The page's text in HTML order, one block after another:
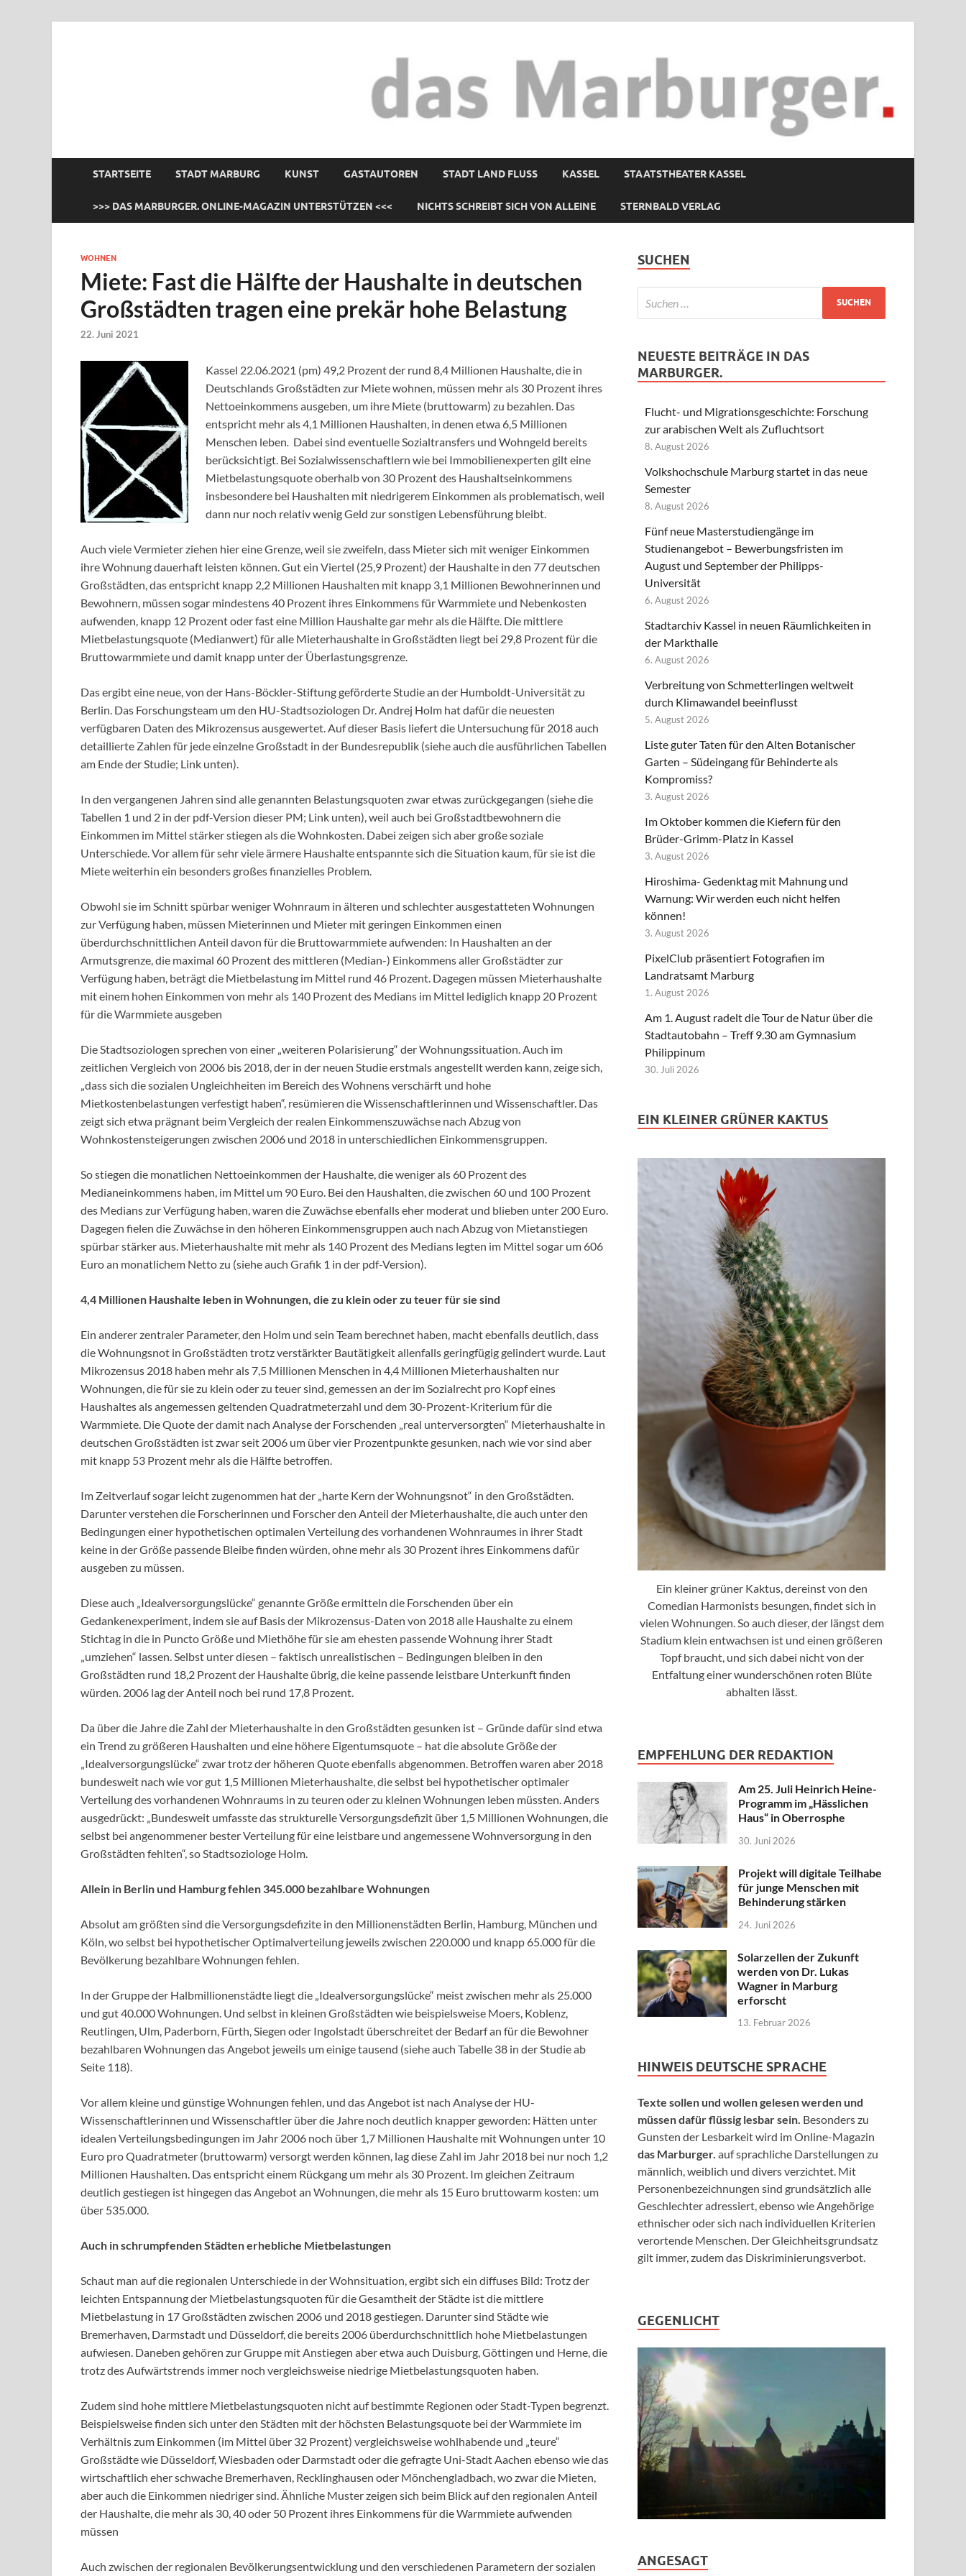
STARTSEITE STADT MARBURG KUNST GASTAUTOREN STADT LAND FLUSS KASSEL STAATSTHEATER KASSEL
>>> DAS MARBURGER. ONLINE-MAGAZIN UNTERSTÜTZEN <<< NICHTS SCHREIBT SICH VON ALLEINE STERNBALD VERLAG
WOHNEN
Miete: Fast die Hälfte der Haushalte in deutschen
Großstädten tragen eine prekär hohe Belastung
22. Juni 2021
Kassel 22.06.2021 (pm) 49,2 Prozent der rund 8,4 Millionen Haushalte, die in
Deutschlands Großstädten zur Miete wohnen, müssen mehr als 30 Prozent ihres
Nettoeinkommens ausgeben, um ihre Miete (bruttowarm) zu bezahlen. Das
entspricht mehr als 4,1 Millionen Haushalten, in denen etwa 6,5 Millionen
Menschen leben. Dabei sind eventuelle Sozialtransfers und Wohngeld bereits
berücksichtigt. Bei Sozialwissenschaftlern wie bei Immobilienexperten gilt eine
Mietbelastungsquote oberhalb von 30 Prozent des Haushaltseinkommens
insbesondere bei Haushalten mit niedrigerem Einkommen als problematisch, weil
dann nur noch relativ wenig Geld zur sonstigen Lebensführung bleibt.
Auch viele Vermieter ziehen hier eine Grenze, weil sie zweifeln, dass Mieter sich mit weniger Einkommen
ihre Wohnung dauerhaft leisten können. Gut ein Viertel (25,9 Prozent) der Haushalte in den 77 deutschen
Großstädten, das entspricht knapp 2,2 Millionen Haushalten mit knapp 3,1 Millionen Bewohnerinnen und
Bewohnern, müssen sogar mindestens 40 Prozent ihres Einkommens für Warmmiete und Nebenkosten
aufwenden, knapp 12 Prozent oder fast eine Million Haushalte gar mehr als die Hälfte. Die mittlere
Mietbelastungsquote (Medianwert) für alle Mieterhaushalte in Großstädten liegt bei 29,8 Prozent für die
Bruttowarmmiete und damit knapp unter der Überlastungsgrenze.
Das ergibt eine neue, von der Hans-Böckler-Stiftung geförderte Studie an der Humboldt-Universität zu
Berlin. Das Forschungsteam um den HU-Stadtsoziologen Dr. Andrej Holm hat dafür die neuesten
verfügbaren Daten des Mikrozensus ausgewertet. Auf dieser Basis liefert die Untersuchung für 2018 auch
detaillierte Zahlen für jede einzelne Großstadt in der Bundesrepublik (siehe auch die ausführlichen Tabellen
am Ende der Studie; Link unten).
In den vergangenen Jahren sind alle genannten Belastungsquoten zwar etwas zurückgegangen (siehe die
Tabellen 1 und 2 in der pdf-Version dieser PM; Link unten), weil auch bei Großstadtbewohnern die
Einkommen im Mittel stärker stiegen als die Wohnkosten. Dabei zeigen sich aber große soziale
Unterschiede. Vor allem für sehr viele ärmere Haushalte entspannte sich die Situation kaum, für sie ist die
Miete weiterhin ein besonders großes finanzielles Problem.
Obwohl sie im Schnitt spürbar weniger Wohnraum in älteren und schlechter ausgestatteten Wohnungen
zur Verfügung haben, müssen Mieterinnen und Mieter mit geringen Einkommen einen
überdurchschnittlichen Anteil davon für die Bruttowarmmiete aufwenden: In Haushalten an der
Armutsgrenze, die maximal 60 Prozent des mittleren (Median-) Einkommens aller Großstädter zur
Verfügung haben, beträgt die Mietbelastung im Mittel rund 46 Prozent. Dagegen müssen Mieterhaushalte
mit einem hohen Einkommen von mehr als 140 Prozent des Medians im Mittel lediglich knapp 20 Prozent
für die Warmmiete ausgeben
Die Stadtsoziologen sprechen von einer „weiteren Polarisierung“ der Wohnungssituation. Auch im
zeitlichen Vergleich von 2006 bis 2018, der in der neuen Studie erstmals angestellt werden kann, zeige sich,
„dass sich die sozialen Ungleichheiten im Bereich des Wohnens verschärft und hohe
Mietkostenbelastungen verfestigt haben“, resümieren die Wissenschaftlerinnen und Wissenschaftler. Das
zeigt sich etwa prägnant beim Vergleich der realen Einkommenszuwächse nach Abzug von
Wohnkostensteigerungen zwischen 2006 und 2018 in unterschiedlichen Einkommensgruppen.
So stiegen die monatlichen Nettoeinkommen der Haushalte, die weniger als 60 Prozent des
Medianeinkommens haben, im Mittel um 90 Euro. Bei den Haushalten, die zwischen 60 und 100 Prozent
des Medians zur Verfügung haben, waren die Zuwächse ebenfalls eher moderat und blieben unter 200 Euro.
Dagegen fielen die Zuwächse in den höheren Einkommensgruppen auch nach Abzug von Mietanstiegen
spürbar stärker aus. Mieterhaushalte mit mehr als 140 Prozent des Medians legten im Mittel sogar um 606
Euro an monatlichem Netto zu (siehe auch Grafik 1 in der pdf-Version).
4,4 Millionen Haushalte leben in Wohnungen, die zu klein oder zu teuer für sie sind
Ein anderer zentraler Parameter, den Holm und sein Team berechnet haben, macht ebenfalls deutlich, dass
die Wohnungsnot in Großstädten trotz verstärkter Bautätigkeit allenfalls geringfügig gelindert wurde. Laut
Mikrozensus 2018 haben mehr als 7,5 Millionen Menschen in 4,4 Millionen Mieterhaushalten nur
Wohnungen, die für sie zu klein oder zu teuer sind, gemessen an der im Sozialrecht pro Kopf eines
Haushaltes als angemessen geltenden Quadratmeterzahl und dem 30-Prozent-Kriterium für die
Warmmiete. Die Quote der damit nach Analyse der Forschenden „real unterversorgten“ Mieterhaushalte in
deutschen Großstädten ist zwar seit 2006 um über vier Prozentpunkte gesunken, nach wie vor sind aber
mit knapp 53 Prozent mehr als die Hälfte betroffen.
Im Zeitverlauf sogar leicht zugenommen hat der „harte Kern der Wohnungsnot“ in den Großstädten.
Darunter verstehen die Forscherinnen und Forscher den Anteil der Mieterhaushalte, die auch unter den
Bedingungen einer hypothetischen optimalen Verteilung des vorhandenen Wohnraumes in ihrer Stadt
keine in der Größe passende Bleibe finden würden, ohne mehr als 30 Prozent ihres Einkommens dafür
ausgeben zu müssen.
Diese auch „Idealversorgungslücke“ genannte Größe ermitteln die Forschenden über ein
Gedankenexperiment, indem sie auf Basis der Mikrozensus-Daten von 2018 alle Haushalte zu einem
Stichtag in die in Puncto Größe und Miethöhe für sie am ehesten passende Wohnung ihrer Stadt
„umziehen“ lassen. Selbst unter diesen – faktisch unrealistischen – Bedingungen bleiben in den
Großstädten rund 18,2 Prozent der Haushalte übrig, die keine passende leistbare Unterkunft finden
würden. 2006 lag der Anteil noch bei rund 17,8 Prozent.
Da über die Jahre die Zahl der Mieterhaushalte in den Großstädten gesunken ist – Gründe dafür sind etwa
ein Trend zu größeren Haushalten und eine höhere Eigentumsquote – hat die absolute Größe der
„Idealversorgungslücke“ zwar trotz der höheren Quote ebenfalls abgenommen. Betroffen waren aber 2018
bundesweit nach wie vor gut 1,5 Millionen Mieterhaushalte, die selbst bei hypothetischer optimaler
Verteilung des vorhandenen Wohnraums in zu teuren oder zu kleinen Wohnungen leben müssten. Anders
ausgedrückt: „Bundesweit umfasste das strukturelle Versorgungsdefizit über 1,5 Millionen Wohnungen, die
selbst bei angenommener bester Verteilung für eine leistbare und angemessene Wohnversorgung in den
Großstädten fehlten“, so Stadtsoziologe Holm.
Allein in Berlin und Hamburg fehlen 345.000 bezahlbare Wohnungen
Absolut am größten sind die Versorgungsdefizite in den Millionenstädten Berlin, Hamburg, München und
Köln, wo selbst bei hypothetischer Optimalverteilung jeweils zwischen 220.000 und knapp 65.000 für die
Bevölkerung bezahlbare Wohnungen fehlen.
In der Gruppe der Halbmillionenstädte liegt die „Idealversorgungslücke“ meist zwischen mehr als 25.000
und gut 40.000 Wohnungen. Und selbst in kleinen Großstädten wie beispielsweise Moers, Koblenz,
Reutlingen, Ulm, Paderborn, Fürth, Siegen oder Ingolstadt überschreitet der Bedarf an für die Bewohner
bezahlbaren Wohnungen das Angebot jeweils um einige tausend (siehe auch Tabelle 38 in der Studie ab
Seite 118).
Vor allem kleine und günstige Wohnungen fehlen, und das Angebot ist nach Analyse der HU-
Wissenschaftlerinnen und Wissenschaftler über die Jahre noch deutlich knapper geworden: Hätten unter
idealen Verteilungsbedingungen im Jahr 2006 noch über 1,7 Millionen Haushalte mit Wohnungen unter 10
Euro pro Quadratmeter (bruttowarm) versorgt werden können, lag diese Zahl im Jahr 2018 bei nur noch 1,2
Millionen Haushalten. Das entspricht einem Rückgang um mehr als 30 Prozent. Im gleichen Zeitraum
deutlich gestiegen ist hingegen das Angebot an Wohnungen, die mehr als 15 Euro bruttowarm kosten: um
über 535.000.
Auch in schrumpfenden Städten erhebliche Mietbelastungen
Schaut man auf die regionalen Unterschiede in der Wohnsituation, ergibt sich ein diffuses Bild: Trotz der
leichten Entspannung der Mietbelastungsquoten für die Gesamtheit der Städte ist die mittlere
Mietbelastung in 17 Großstädten zwischen 2006 und 2018 gestiegen. Darunter sind Städte wie
Bremerhaven, Darmstadt und Düsseldorf, die bereits 2006 überdurchschnittlich hohe Mietbelastungen
aufwiesen. Daneben gehören zur Gruppe mit Anstiegen aber etwa auch Duisburg, Göttingen und Herne, die
trotz des Aufwärtstrends immer noch vergleichsweise niedrige Mietbelastungsquoten haben.
Zudem sind hohe mittlere Mietbelastungsquoten nicht auf bestimmte Regionen oder Stadt-Typen begrenzt.
Beispielsweise finden sich unter den Städten mit der höchsten Belastungsquote bei der Warmmiete im
Verhältnis zum Einkommen (im Mittel über 32 Prozent) vergleichsweise wohlhabende und „teure“
Großstädte wie Düsseldorf, Wiesbaden oder Darmstadt oder die gefragte Uni-Stadt Aachen ebenso wie das
wirtschaftlich eher schwache Bremerhaven, Recklinghausen oder Mönchengladbach, wo zwar die Mieten,
aber auch die Einkommen niedriger sind. Ähnliche Muster zeigen sich beim Blick auf den regionalen Anteil
der Haushalte, die mehr als 30, 40 oder 50 Prozent ihres Einkommens für die Warmmiete aufwenden
müssen
Auch zwischen der regionalen Bevölkerungsentwicklung und den verschiedenen Parametern der sozialen
SUCHEN
NEUESTE BEITRÄGE IN DAS
MARBURGER.
Flucht- und Migrationsgeschichte: Forschung
zur arabischen Welt als Zufluchtsort
8. August 2026
Volkshochschule Marburg startet in das neue
Semester
8. August 2026
Fünf neue Masterstudiengänge im
Studienangebot – Bewerbungsfristen im
August und September der Philipps-
Universität
6. August 2026
Stadtarchiv Kassel in neuen Räumlichkeiten in
der Markthalle
6. August 2026
Verbreitung von Schmetterlingen weltweit
durch Klimawandel beeinflusst
5. August 2026
Liste guter Taten für den Alten Botanischer
Garten – Südeingang für Behinderte als
Kompromiss?
3. August 2026
Im Oktober kommen die Kiefern für den
Brüder-Grimm-Platz in Kassel
3. August 2026
Hiroshima- Gedenktag mit Mahnung und
Warnung: Wir werden euch nicht helfen
können!
3. August 2026
PixelClub präsentiert Fotografien im
Landratsamt Marburg
1. August 2026
Am 1. August radelt die Tour de Natur über die
Stadtautobahn – Treff 9.30 am Gymnasium
Philippinum
30. Juli 2026
EIN KLEINER GRÜNER KAKTUS
Ein kleiner grüner Kaktus, dereinst von den
Comedian Harmonists besungen, findet sich in
vielen Wohnungen. So auch dieser, der längst dem
Stadium klein entwachsen ist und einen größeren
Topf braucht, und sich dabei nicht von der
Entfaltung einer wunderschönen roten Blüte
abhalten lässt.
EMPFEHLUNG DER REDAKTION
Am 25. Juli Heinrich Heine-
Programm im „Hässlichen
Haus“ in Oberrosphe
30. Juni 2026
Projekt will digitale Teilhabe
für junge Menschen mit
Behinderung stärken
24. Juni 2026
Solarzellen der Zukunft
werden von Dr. Lukas
Wagner in Marburg
erforscht
13. Februar 2026
HINWEIS DEUTSCHE SPRACHE
Texte sollen und wollen gelesen werden und
müssen dafür flüssig lesbar sein. Besonders zu
Gunsten der Lesbarkeit wird im Online-Magazin
das Marburger. auf sprachliche Darstellungen zu
männlich, weiblich und divers verzichtet. Mit
Personenbezeichnungen sind grundsätzlich alle
Geschlechter adressiert, ebenso wie Angehörige
ethnischer oder sich nach individuellen Kriterien
verortende Menschen. Der Gleichheitsgrundsatz
gilt immer, zudem das Diskriminierungsverbot.
GEGENLICHT
ANGESAGT